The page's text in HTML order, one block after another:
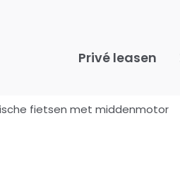
Privé leasen
fietsen met middenmotor